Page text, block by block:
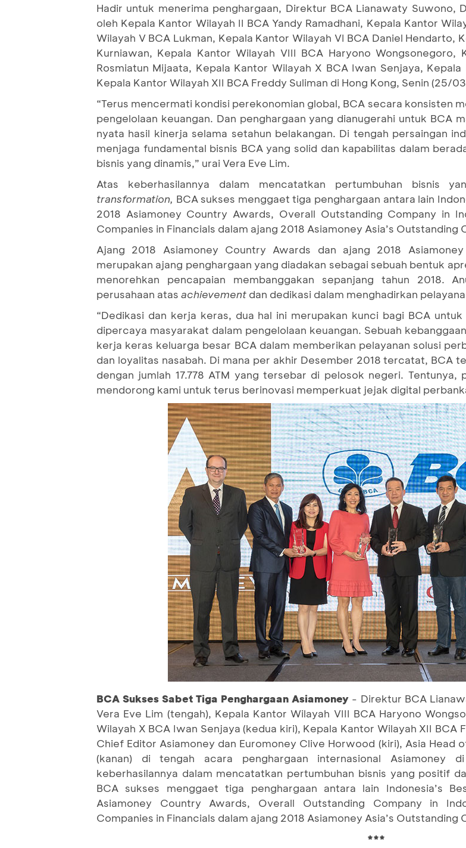
Hadir untuk menerima penghargaan, Direktur BCA Lianawaty Suwono,
oleh Kepala Kantor Wilayah II BCA Yandy Ramadhani, Kepala Kantor
Wilayah V BCA Lukman, Kepala Kantor Wilayah VI BCA Daniel Hendarto,
Kurniawan, Kepala Kantor Wilayah VIII BCA Haryono Wongsonegoro,
Rosmiatun Mijaata, Kepala Kantor Wilayah X BCA Iwan Senjaya,
Kepala Kantor Wilayah XII BCA Freddy Suliman di Hong Kong, Senin (25/
“Terus mencermati kondisi perekonomian global, BCA secara konsisten
pengelolaan keuangan. Dan penghargaan yang dianugerahi untuk BCA
nyata hasil kinerja selama setahun belakangan. Di tengah persaingan
menjaga fundamental bisnis BCA yang solid dan kapabilitas dalam
bisnis yang dinamis,” urai Vera Eve Lim.
Atas keberhasilannya dalam mencatatkan pertumbuhan bisnis
transformation, BCA sukses menggaet tiga penghargaan antara lain
2018 Asiamoney Country Awards, Overall Outstanding Company in
Companies in Financials dalam ajang 2018 Asiamoney Asia’s Outstanding
Ajang 2018 Asiamoney Country Awards dan ajang 2018
merupakan ajang penghargaan yang diadakan sebagai sebuah bentuk
menorehkan pencapaian membanggakan sepanjang tahun 2018.
perusahaan atas achievement dan dedikasi dalam menghadirkan
“Dedikasi dan kerja keras, dua hal ini merupakan kunci bagi BCA
dipercaya masyarakat dalam pengelolaan keuangan. Sebuah
kerja keras keluarga besar BCA dalam memberikan pelayanan solusi
dan loyalitas nasabah. Di mana per akhir Desember 2018 tercatat, BCA
dengan jumlah 17.778 ATM yang tersebar di pelosok negeri.
mendorong kami untuk terus berinovasi memperkuat jejak digital
BCA Sukses Sabet Tiga Penghargaan Asiamoney - Direktur BCA
Vera Eve Lim (tengah), Kepala Kantor Wilayah VIII BCA Haryono
Wilayah X BCA Iwan Senjaya (kedua kiri), Kepala Kantor Wilayah XII BCA
Chief Editor Asiamoney dan Euromoney Clive Horwood (kiri), Asia Head
(kanan) di tengah acara penghargaan internasional Asiamoney
keberhasilannya dalam mencatatkan pertumbuhan bisnis yang positif
BCA sukses menggaet tiga penghargaan antara lain Indonesia’s
Asiamoney Country Awards, Overall Outstanding Company in
Companies in Financials dalam ajang 2018 Asiamoney Asia’s Outstanding
***